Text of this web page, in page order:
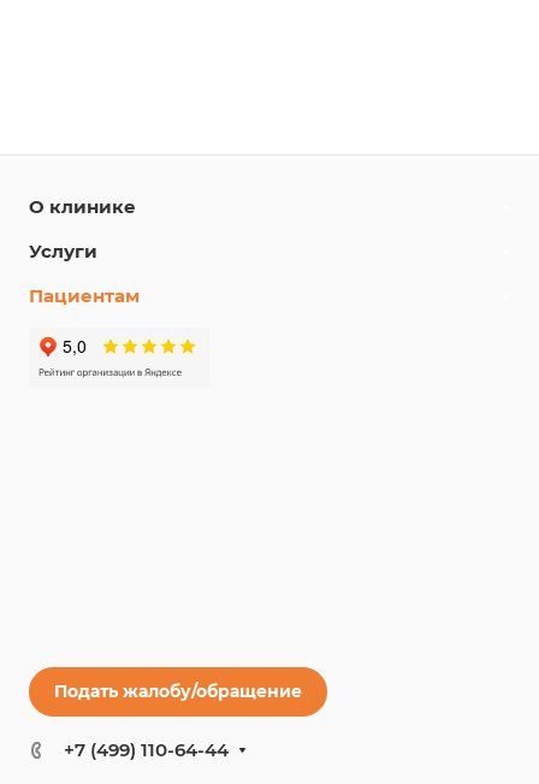
О клинике
Услуги
Пациентам
Подать жалобу/обращение
+7 (499) 110-64-44